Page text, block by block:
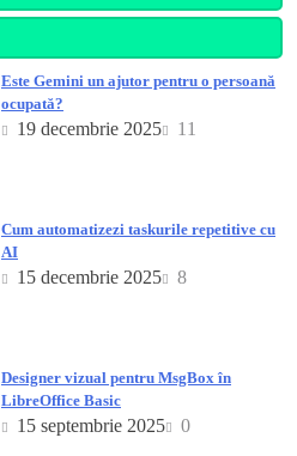
Este Gemini un ajutor pentru o persoană
ocupată?
19 decembrie 2025 11
Cum automatizezi taskurile repetitive cu
AI
15 decembrie 2025 8
Designer vizual pentru MsgBox în
LibreOffice Basic
15 septembrie 2025 0